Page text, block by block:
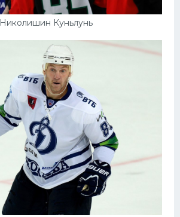
Николишин Куньлунь